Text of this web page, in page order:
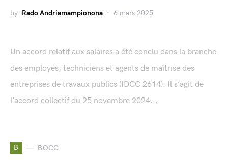
by Rado Andriamampionona 6 mars 2025
Un accord relatif aux salaires a été conclu dans la branche
des employés, techniciens et agents de maîtrise des
entreprises de travaux publics (IDCC 2614). Il s’agit de
l’accord collectif du 25 novembre 2024...
B BOCC